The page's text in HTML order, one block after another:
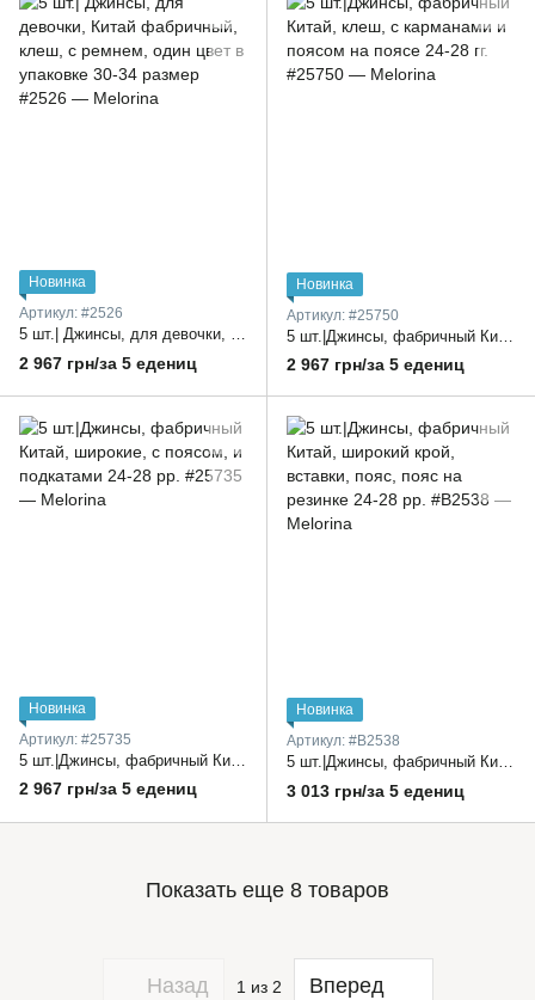
Новинка
Артикул: #2526
5 шт.| Джинсы, для девочки, Китай фабричный, клеш, с ремнем, один цвет в упаковке 30-34 размер
2 967 грн/за 5 едениц
Новинка
Артикул: #25750
2 967 грн/за 5 едениц
Новинка
Артикул: #25735
2 967 грн/за 5 едениц
Новинка
Артикул: #В2538
5 шт.|Джинсы, фабричный Китай, широкий крой, вставки, пояс, пояс на резинке 24-28 рр.
3 013 грн/за 5 едениц
Показать еще 8 товаров
Назад 1 из 2 Вперед